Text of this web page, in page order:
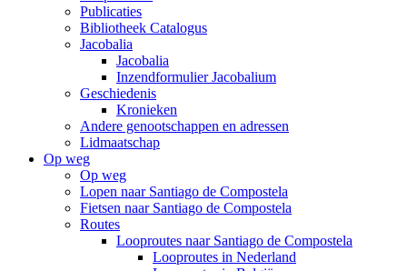
Publicaties
Bibliotheek Catalogus
Jacobalia
Jacobalia
Inzendformulier Jacobalium
Geschiedenis
Kronieken
Andere genootschappen en adressen
Lidmaatschap
Op weg
Op weg
Lopen naar Santiago de Compostela
Fietsen naar Santiago de Compostela
Routes
Looproutes naar Santiago de Compostela
Looproutes in Nederland